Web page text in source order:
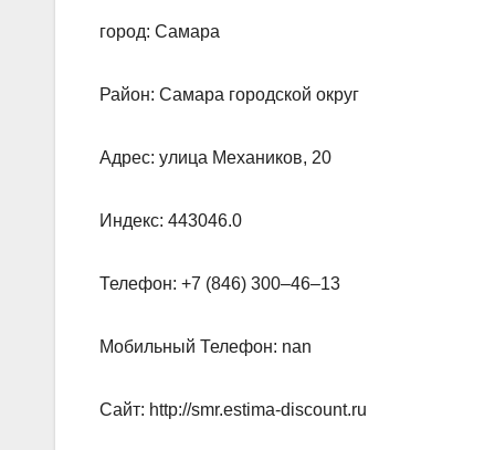
город: Самара
Район: Самара городской округ
Адрес: улица Механиков, 20
Индекс: 443046.0
Телефон: +7 (846) 300‒46‒13
Мобильный Телефон: nan
Сайт: http://smr.estima-discount.ru